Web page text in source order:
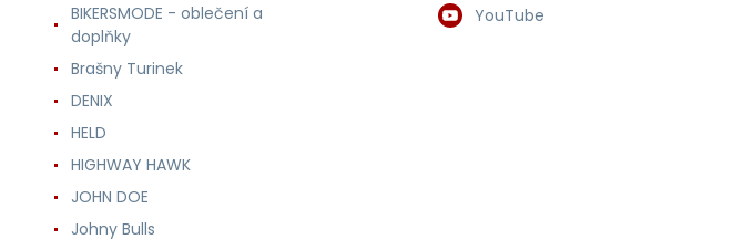
BIKERSMODE - oblečení a
doplňky
Brašny Turinek
DENIX
HELD
HIGHWAY HAWK
JOHN DOE
Johny Bulls
YouTube